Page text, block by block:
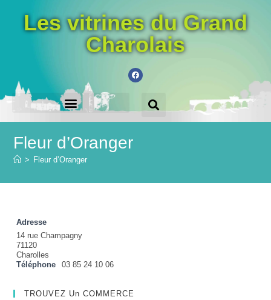
Les vitrines du Grand
Charolais
Fleur d’Oranger
> Fleur d’Oranger
Adresse
14 rue Champagny
71120
Charolles
Téléphone
03 85 24 10 06
TROUVEZ Un COMMERCE